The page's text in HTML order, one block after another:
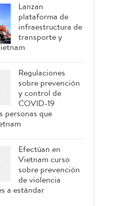
Lanzan
plataforma de
infraestructura de
transporte y
Regulaciones
sobre prevención
y control de
COVID-19
personas que
Efectúan en
Vietnam curso
sobre prevención
de violencia
a estándar